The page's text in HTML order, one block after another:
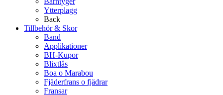
Ytterplagg
Back
Tillbehör & Skor
Band
Applikationer
BH-Kupor
Blixtlås
Boa o Marabou
Fjäderfrans o fjädrar
Fransar